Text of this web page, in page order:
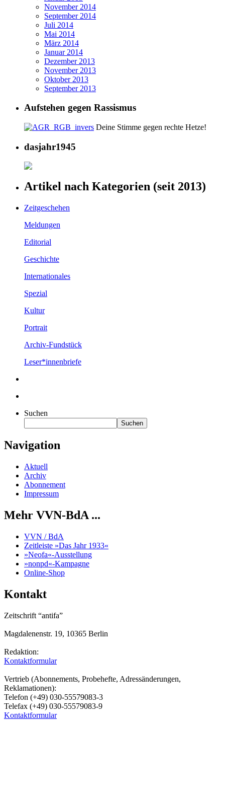
November 2014
September 2014
Juli 2014
Mai 2014
März 2014
Januar 2014
Dezember 2013
November 2013
Oktober 2013
September 2013
Aufstehen gegen Rassismus
Deine Stimme gegen rechte Hetze!
dasjahr1945
Artikel nach Kategorien (seit 2013)
Zeitgeschehen
Meldungen
Editorial
Geschichte
Internationales
Spezial
Kultur
Portrait
Archiv-Fundstück
Leser*innenbriefe
Suchen
Suchen
Navigation
Aktuell
Archiv
Abonnement
Impressum
Mehr VVN-BdA ...
VVN / BdA
Zeitleiste »Das Jahr 1933«
»Neofa«-Ausstellung
»nonpd«-Kampagne
Online-Shop
Kontakt
Zeitschrift “antifa”
Magdalenenstr. 19, 10365 Berlin
Redaktion:
Kontaktformular
Vertrieb (Abonnements, Probehefte, Adressänderungen,
Reklamationen):
Telefon (+49) 030-55579083-3
Telefax (+49) 030-55579083-9
Kontaktformular